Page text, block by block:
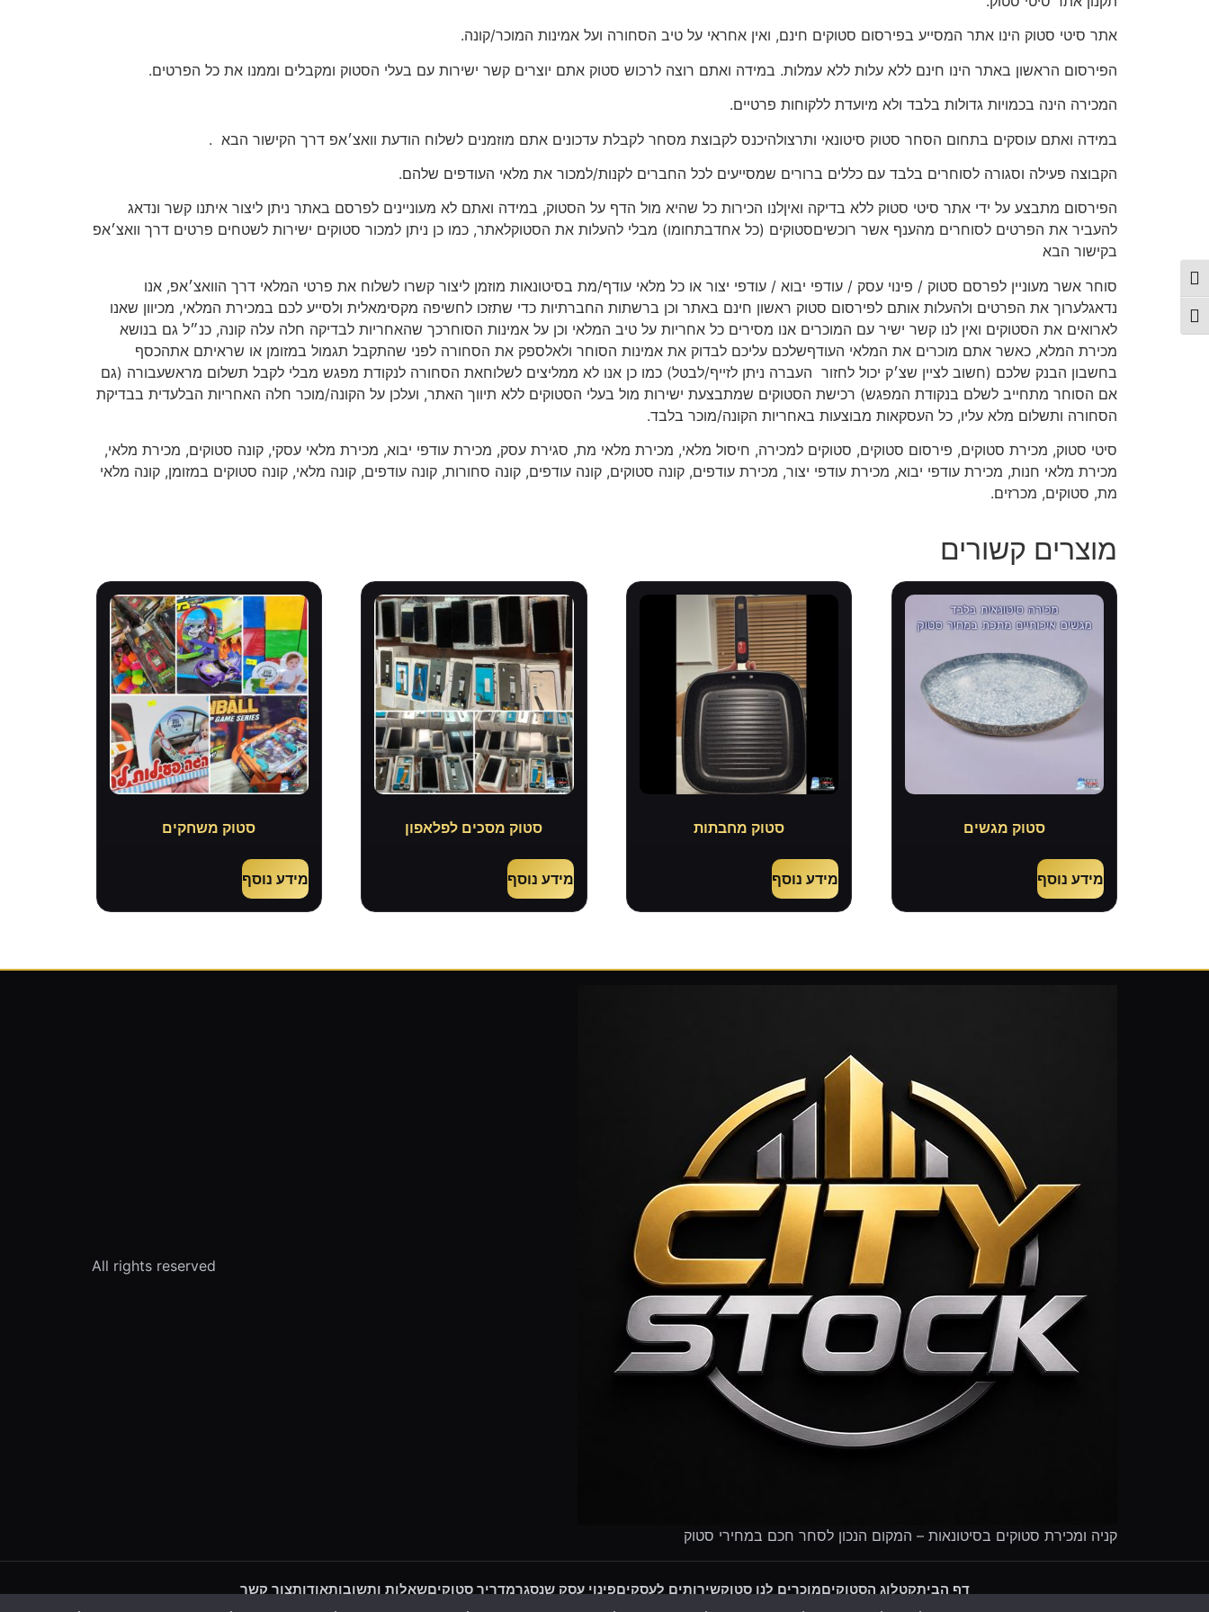
הפעל/כבה ניגודיות גבוהה
מתג גודל גופן
אתר סיטי סטוק הינו אתר המסייע בפירסום סטוקים חינם, ואין אחראי על טיב הסחורה ועל אמינות המוכר/קונה.
הפירסום הראשון באתר הינו חינם ללא עלות ללא עמלות. במידה ואתם רוצה לרכוש סטוק אתם יוצרים קשר ישירות עם בעלי הסטוק ומקבלים וממנו את כל הפרטים.
המכירה הינה בכמויות גדולות בלבד ולא מיועדת ללקוחות פרטיים.
במידה ואתם עוסקים בתחום הסחר סטוק סיטונאי ותרצולהיכנס לקבוצת מסחר לקבלת עדכונים אתם מוזמנים לשלוח הודעת וואצ׳אפ דרך הקישור הבא .
הקבוצה פעילה וסגורה לסוחרים בלבד עם כללים ברורים שמסייעים לכל החברים לקנות/למכור את מלאי העודפים שלהם.
הפירסום מתבצע על ידי אתר סיטי סטוק ללא בדיקה ואיןלנו הכירות כל שהיא מול הדף על הסטוק, במידה ואתם לא מעוניינים לפרסם באתר ניתן ליצור איתנו קשר ונדאג
להעביר את הפרטים לסוחרים מהענף אשר רוכשיםסטוקים (כל אחדבתחומו) מבלי להעלות את הסטוקלאתר, כמו כן ניתן למכור סטוקים ישירות לשטחים פרטים דרך וואצ׳אפ
בקישור הבא
סוחר אשר מעוניין לפרסם סטוק / פינוי עסק / עודפי יבוא / עודפי יצור או כל מלאי עודף/מת בסיטונאות מוזמן ליצור קשרו לשלוח את פרטי המלאי דרך הוואצ׳אפ, אנו
נדאגלערוך את הפרטים ולהעלות אותם לפירסום סטוק ראשון חינם באתר וכן ברשתות החברתיות כדי שתזכו לחשיפה מקסימאלית ולסייע לכם במכירת המלאי, מכיוון שאנו
לארואים את הסטוקים ואין לנו קשר ישיר עם המוכרים אנו מסירים כל אחריות על טיב המלאי וכן על אמינות הסוחרכך שהאחריות לבדיקה חלה עלה קונה, כנ״ל גם בנושא
מכירת המלא, כאשר אתם מוכרים את המלאי העודףשלכם עליכם לבדוק את אמינות הסוחר ולאלספק את הסחורה לפני שהתקבל תגמול במזומן או שראיתם אתהכסף
בחשבון הבנק שלכם (חשוב לציין שצ׳ק יכול לחזור העברה ניתן לזייף/לבטל) כמו כן אנו לא ממליצים לשלוחאת הסחורה לנקודת מפגש מבלי לקבל תשלום מראשעבורה (גם
אם הסוחר מתחייב לשלם בנקודת המפגש) רכישת הסטוקים שמתבצעת ישירות מול בעלי הסטוקים ללא תיווך האתר, ועלכן על הקונה/מוכר חלה האחריות הבלעדית בבדיקת
הסחורה ותשלום מלא עליו, כל העסקאות מבוצעות באחריות הקונה/מוכר בלבד.
סיטי סטוק, מכירת סטוקים, פירסום סטוקים, סטוקים למכירה, חיסול מלאי, מכירת מלאי מת, סגירת עסק, מכירת עודפי יבוא, מכירת מלאי עסקי, קונה סטוקים, מכירת מלאי,
מכירת מלאי חנות, מכירת עודפי יבוא, מכירת עודפי יצור, מכירת עודפים, קונה סטוקים, קונה עודפים, קונה סחורות, קונה עודפים, קונה מלאי, קונה סטוקים במזומן, קונה מלאי
מת, סטוקים, מכרזים.
מוצרים קשורים
סטוק מגשים
מידע נוסף
סטוק מחבתות
מידע נוסף
סטוק מסכים לפלאפון
מידע נוסף
סטוק משחקים
מידע נוסף
קניה ומכירת סטוקים בסיטונאות – המקום הנכון לסחר חכם במחירי סטוק
All rights reserved
דף הביתקטלוג הסטוקיםמוכרים לנו סטוקשירותים לעסקיםפינוי עסק שנסגרמדריך סטוקיםשאלות ותשובותאודותצור קשר